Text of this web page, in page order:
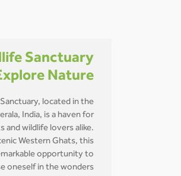
Sanctuary
Nature
located in the
India, is a haven for
and wildlife lovers alike.
Western Ghats, this
opportunity to
oneself in the wonders